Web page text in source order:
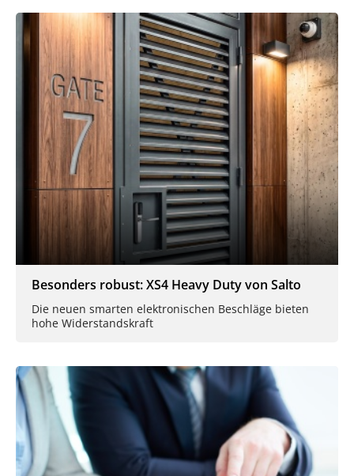
Besonders robust: XS4 Heavy Duty von Salto
Die neuen smarten elektronischen Beschläge bieten
hohe Widerstandskraft